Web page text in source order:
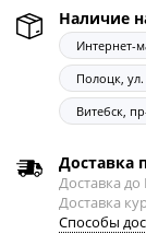
Наличие
Интернет-
Полоцк,
Витебск,
Доставка
Доставка
Доставка
Способы